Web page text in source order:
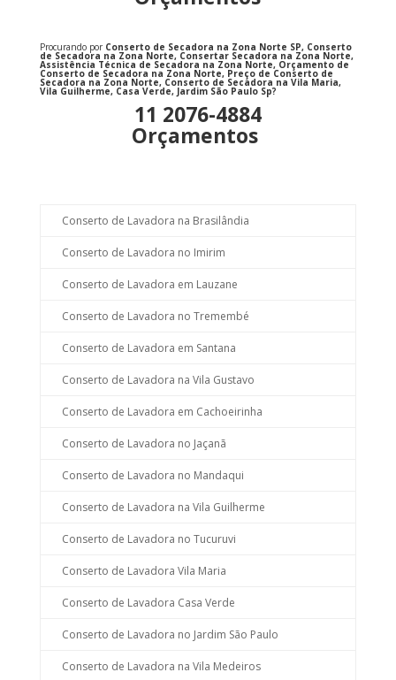
Procurando por Conserto de Secadora na Zona Norte SP, Conserto
de Secadora na Zona Norte, Consertar Secadora na Zona Norte,
Assistência Técnica de Secadora na Zona Norte, Orçamento de
Conserto de Secadora na Zona Norte, Preço de Conserto de
Secadora na Zona Norte, Conserto de Secadora na Vila Maria,
Vila Guilherme, Casa Verde, Jardim São Paulo Sp?
11 2076-4884
Orçamentos
Conserto de Lavadora na Brasilândia
Conserto de Lavadora no Imirim
Conserto de Lavadora em Lauzane
Conserto de Lavadora no Tremembé
Conserto de Lavadora em Santana
Conserto de Lavadora na Vila Gustavo
Conserto de Lavadora em Cachoeirinha
Conserto de Lavadora no Jaçanã
Conserto de Lavadora no Mandaqui
Conserto de Lavadora na Vila Guilherme
Conserto de Lavadora no Tucuruvi
Conserto de Lavadora Vila Maria
Conserto de Lavadora Casa Verde
Conserto de Lavadora no Jardim São Paulo
Conserto de Lavadora na Vila Medeiros